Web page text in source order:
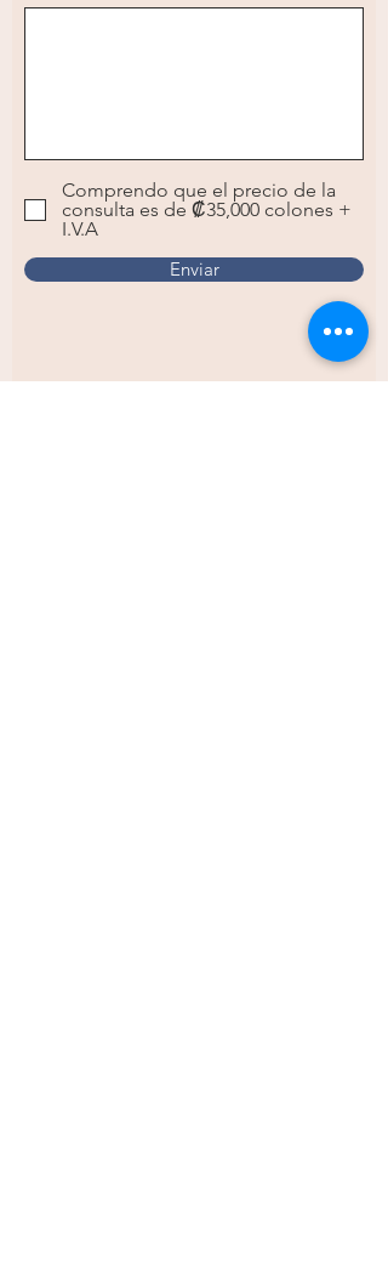
Comprendo que el precio de la
consulta es de ₡35,000 colones +
I.V.A
Enviar